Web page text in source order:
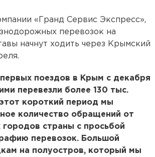
«Гранд Сервис Экспресс»,
перевозок на
начнут ходить через Крымский
поездов в Крым с декабря
перевезли более 130 тыс.
короткий период мы
количество обращений от
страны с просьбой
перевозок. Большой
на полуостров, который мы